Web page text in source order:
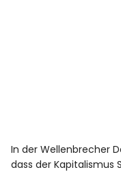
In der Wellenbrecher
dass der Kapitalismus